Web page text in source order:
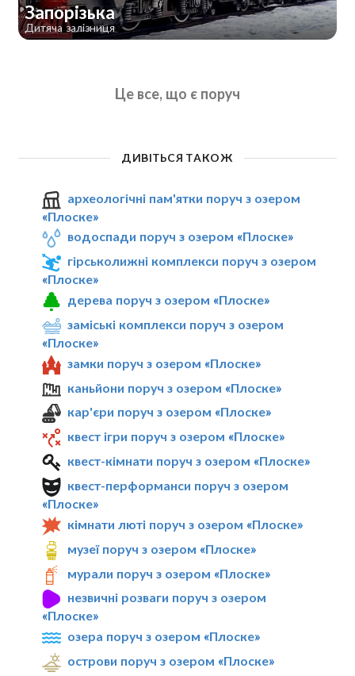
Запорізька
Дитяча залізниця
Це все, що є поруч
ДИВІТЬСЯ ТАКОЖ
археологічні пам'ятки поруч з озером
«Плоске»
водоспади поруч з озером «Плоске»
гірськолижні комплекси поруч з озером
«Плоске»
дерева поруч з озером «Плоске»
заміські комплекси поруч з озером
«Плоске»
замки поруч з озером «Плоске»
каньйони поруч з озером «Плоске»
кар'єри поруч з озером «Плоске»
квест ігри поруч з озером «Плоске»
квест-кімнати поруч з озером «Плоске»
квест-перформанси поруч з озером
«Плоске»
кімнати люті поруч з озером «Плоске»
музеї поруч з озером «Плоске»
мурали поруч з озером «Плоске»
незвичні розваги поруч з озером
«Плоске»
озера поруч з озером «Плоске»
острови поруч з озером «Плоске»